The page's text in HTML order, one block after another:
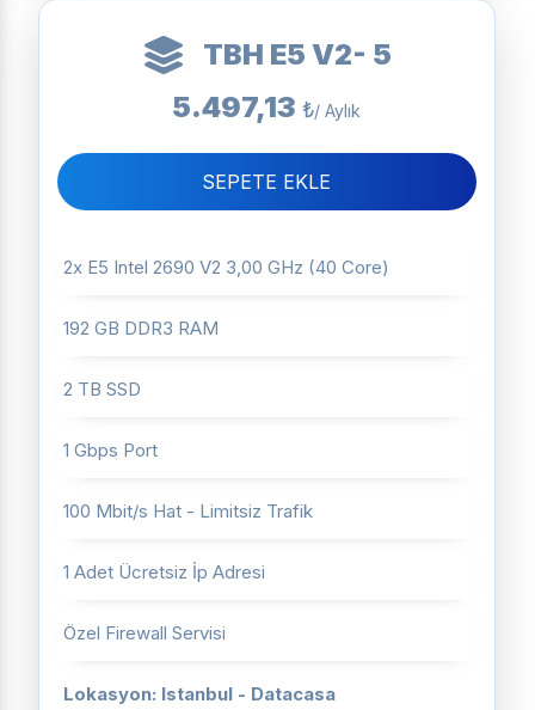
TBH E5 V2- 5
5.497,13 ₺/ Aylık
SEPETE EKLE
2x E5 Intel 2690 V2 3,00 GHz (40 Core)
192 GB DDR3 RAM
2 TB SSD
1 Gbps Port
100 Mbit/s Hat - Limitsiz Trafik
1 Adet Ücretsiz İp Adresi
Özel Firewall Servisi
Lokasyon: Istanbul - Datacasa